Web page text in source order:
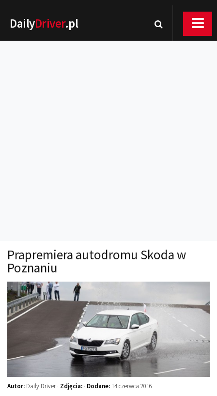
DailyDriver.pl
Technika jazdy
Oświetlenie
Kalkulatory
Przelicznik mocy
Prapremiera autodromu Skoda w
Poznaniu
Autor: Daily Driver · Zdjęcia: · Dodane: 14 czerwca 2016